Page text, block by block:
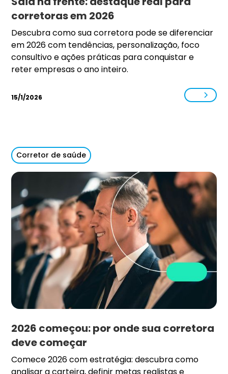
corretoras em 2026
Descubra como sua corretora pode se diferenciar
em 2026 com tendências, personalização, foco
consultivo e ações práticas para conquistar e
reter empresas o ano inteiro.
15/1/2026
Corretor de saúde
2026 começou: por onde sua corretora
deve começar
Comece 2026 com estratégia: descubra como